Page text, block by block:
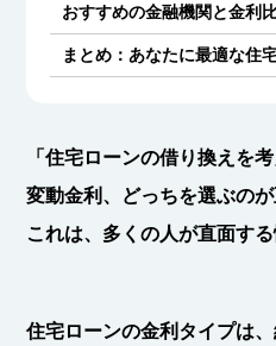
おすすめの金融機関と金利
まとめ：あなたに最適な住
「住宅ローンの借り換えを
変動金利、どっちを選ぶのが
これは、多くの人が直面する
住宅ローンの金利タイプは